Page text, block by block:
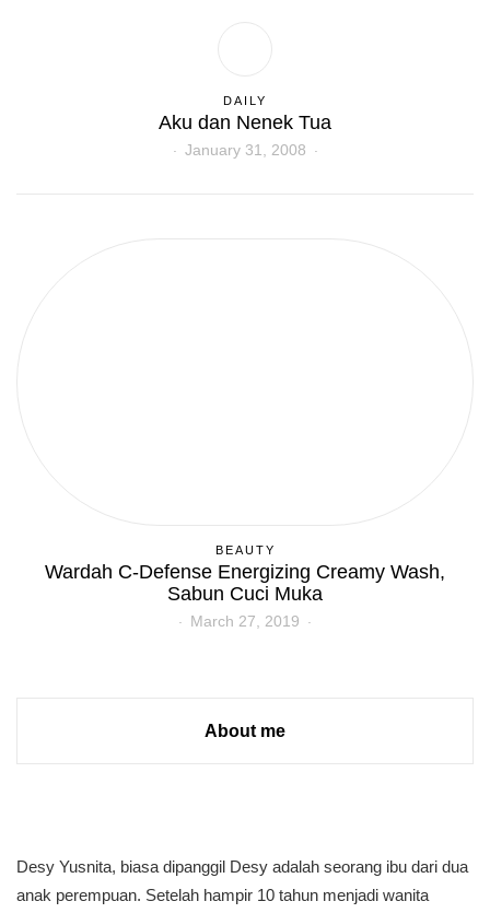
DAILY
Aku dan Nenek Tua
January 31, 2008
BEAUTY
Wardah C-Defense Energizing Creamy Wash,
Sabun Cuci Muka
March 27, 2019
About me
Desy Yusnita, biasa dipanggil Desy adalah seorang ibu dari dua
anak perempuan. Setelah hampir 10 tahun menjadi wanita